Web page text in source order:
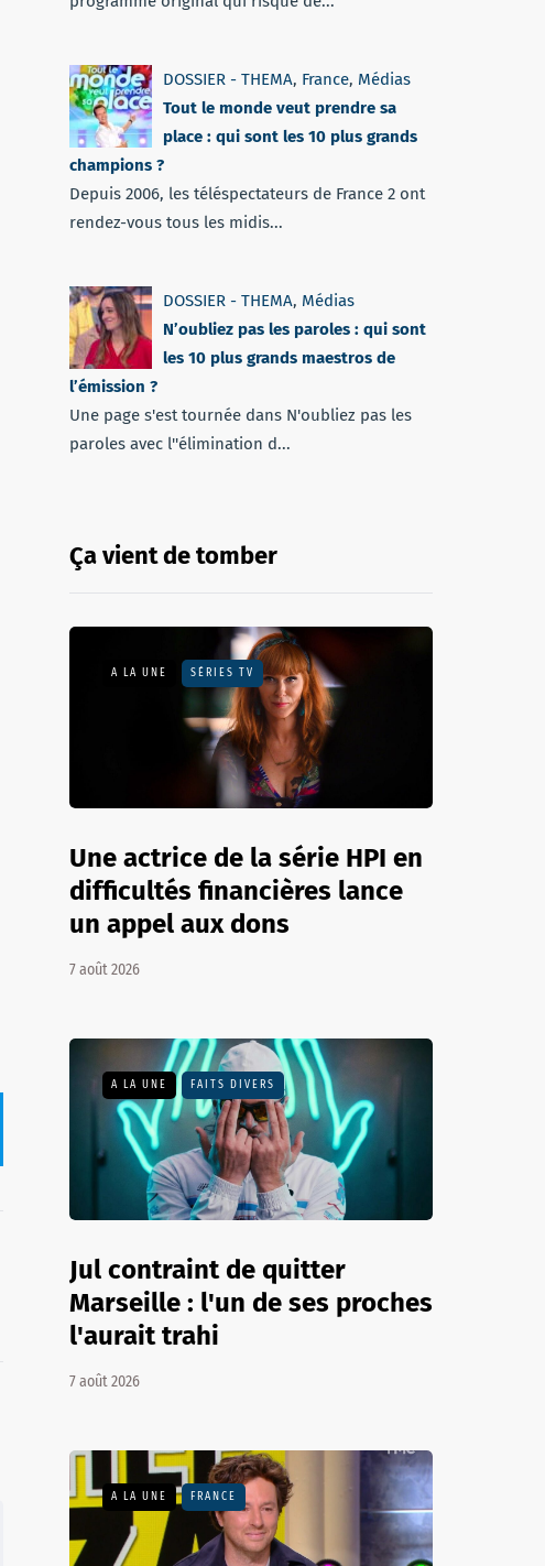
DOSSIER - THEMA, France, Médias
Tout le monde veut prendre sa
place : qui sont les 10 plus grands
champions ?
Depuis 2006, les téléspectateurs de France 2 ont
rendez-vous tous les midis...
DOSSIER - THEMA, Médias
N’oubliez pas les paroles : qui sont
les 10 plus grands maestros de
l’émission ?
Une page s'est tournée dans N'oubliez pas les
paroles avec l''élimination d...
Ça vient de tomber
A LA UNE SÉRIES TV
Une actrice de la série HPI en
difficultés financières lance
un appel aux dons
7 août 2026
A LA UNE FAITS DIVERS
Jul contraint de quitter
Marseille : l'un de ses proches
l'aurait trahi
7 août 2026
A LA UNE FRANCE